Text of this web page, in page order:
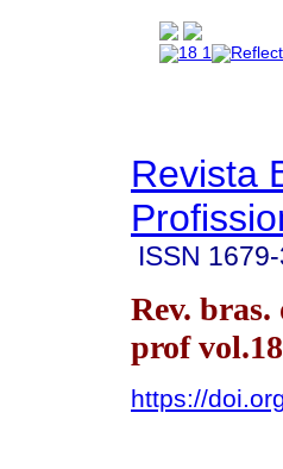
Revista
ISSN
Rev. bras.
prof
https://